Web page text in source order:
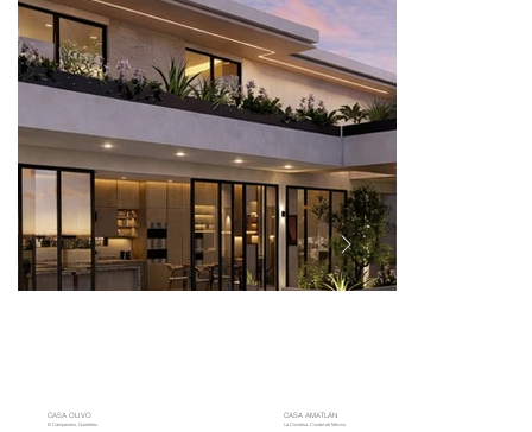
CASA OLIVO
El Campanario, Querétaro
CASA AMATLÁN
La Condesa, Ciudad de México